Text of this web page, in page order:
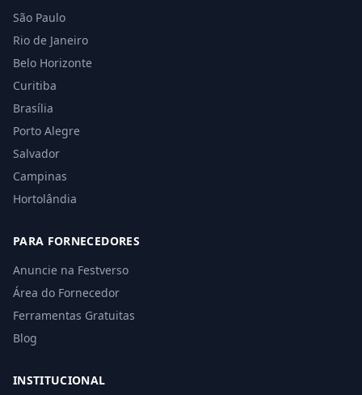
São Paulo
Rio de Janeiro
Belo Horizonte
Curitiba
Brasília
Porto Alegre
Salvador
Campinas
Hortolândia
PARA FORNECEDORES
Anuncie na Festverso
Área do Fornecedor
Ferramentas Gratuitas
Blog
INSTITUCIONAL